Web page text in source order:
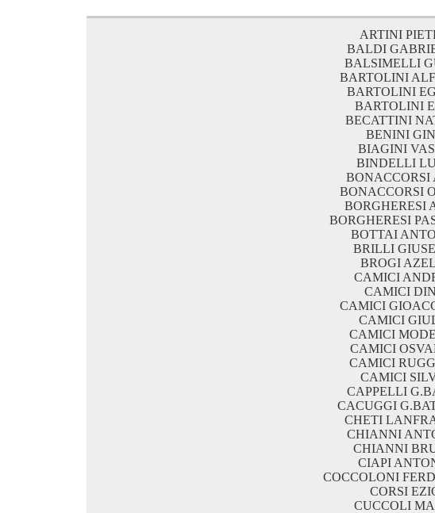
ARTINI
BALDI
BALSIMELLI
BARTOLINI
BARTOLINI
BARTOLINI
BECATTINI
BENINI
BIAGINI
BINDELLI
BONACCORSI
BONACCORSI
BORGHERESI
BORGHERESI
BOTTAI
BRILLI
BROGI
CAMICI
CAMICI
CAMICI
CAMICI
CAMICI
CAMICI
CAMICI
CAMICI
CAPPELLI
CACUGGI
CHETI
CHIANNI
CHIANNI
CIAPI
COCCOLONI
CORSI
CUCCOLI